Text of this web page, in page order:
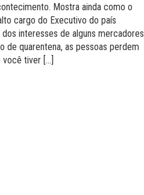
Mostra ainda como o
cargo do Executivo do país
interesses de alguns mercadores
de quarentena, as pessoas perdem
você tiver […]